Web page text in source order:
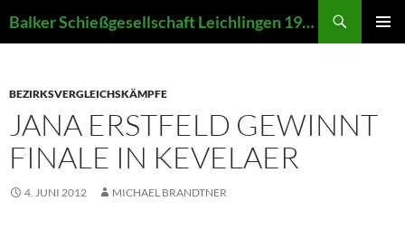
Inhalt
Balker Schießgesellschaft Leichlingen 1907 e.V.
BEZIRKSVERGLEICHSKÄMPFE
JANA ERSTFELD GEWINNT
FINALE IN KEVELAER
4. JUNI 2012 MICHAEL BRANDTNER